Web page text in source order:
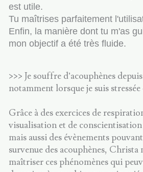
est utile.
Tu maîtrises parfaitement
Enfin, la manière dont tu m'as
mon objectif a été très fluide.
>>> Je souffre d’acouphènes
notamment lorsque je suis
Grâce à des exercices de
visualisation et de
mais aussi des évènements
survenue des acouphènes, Christa
maîtriser ces phénomènes qui